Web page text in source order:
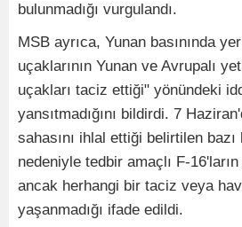
bulunmadığı vurgulandı.
MSB ayrıca, Yunan basınında
uçaklarının Yunan ve Avrupalı
uçakları taciz ettiği" yönündeki
yansıtmadığını bildirdi. 7
sahasını ihlal ettiği belirtilen bazı
nedeniyle tedbir amaçlı F-16'ların
ancak herhangi bir taciz veya
yaşanmadığı ifade edildi.